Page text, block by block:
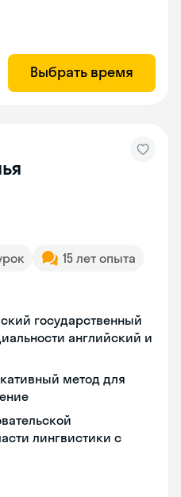
Выбрать время
15 лет опыта
государственный
английский и
метод для
лингвистики с